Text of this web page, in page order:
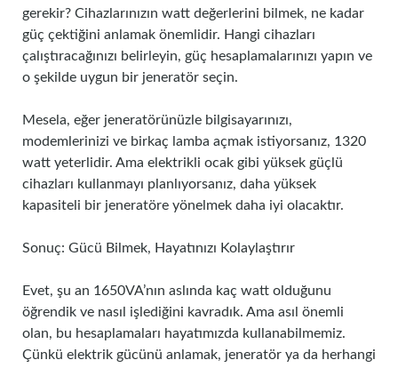
gerekir? Cihazlarınızın watt değerlerini bilmek, ne kadar
güç çektiğini anlamak önemlidir. Hangi cihazları
çalıştıracağınızı belirleyin, güç hesaplamalarınızı yapın ve
o şekilde uygun bir jeneratör seçin.
Mesela, eğer jeneratörünüzle bilgisayarınızı,
modemlerinizi ve birkaç lamba açmak istiyorsanız, 1320
watt yeterlidir. Ama elektrikli ocak gibi yüksek güçlü
cihazları kullanmayı planlıyorsanız, daha yüksek
kapasiteli bir jeneratöre yönelmek daha iyi olacaktır.
Sonuç: Gücü Bilmek, Hayatınızı Kolaylaştırır
Evet, şu an 1650VA’nın aslında kaç watt olduğunu
öğrendik ve nasıl işlediğini kavradık. Ama asıl önemli
olan, bu hesaplamaları hayatımızda kullanabilmemiz.
Çünkü elektrik gücünü anlamak, jeneratör ya da herhangi